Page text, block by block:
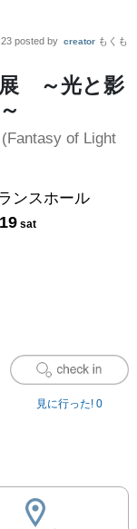
posted by creator もくも
～光と影
of Light
ンスホール
19 sat
見に行った! 0